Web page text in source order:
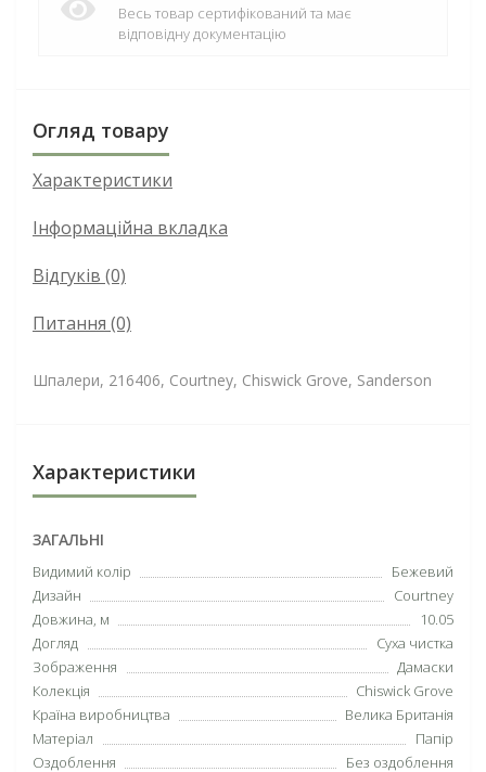
Весь товар сертифікований та має
відповідну документацію
Огляд товару
Характеристики
Інформаційна вкладка
Відгуків (0)
Питання (0)
Шпалери, 216406, Courtney, Chiswick Grove, Sanderson
Характеристики
ЗАГАЛЬНІ
Видимий колір
Бежевий
Дизайн
Courtney
Довжина, м
10.05
Догляд
Суха чистка
Зображення
Дамаски
Колекція
Chiswick Grove
Країна виробництва
Велика Британія
Матеріал
Папір
Оздоблення
Без оздоблення